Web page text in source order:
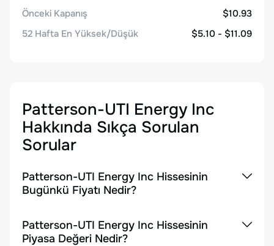
Önceki Kapanış
$10.93
52 Hafta En Yüksek/Düşük
$5.10 - $11.09
Patterson-UTI Energy Inc
Hakkında Sıkça Sorulan
Sorular
Patterson-UTI Energy Inc Hissesinin
Bugünkü Fiyatı Nedir?
Patterson-UTI Energy Inc Hissesinin
Piyasa Değeri Nedir?